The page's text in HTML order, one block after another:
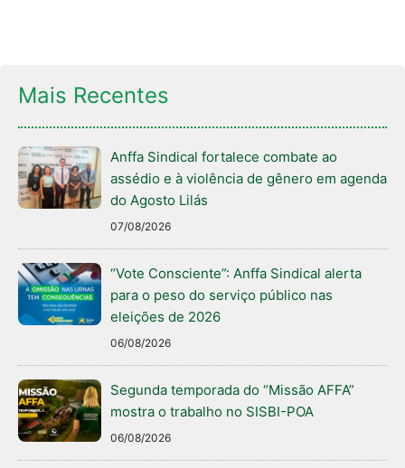
Mais Recentes
Anffa Sindical fortalece combate ao
assédio e à violência de gênero em agenda
do Agosto Lilás
07/08/2026
“Vote Consciente”: Anffa Sindical alerta
para o peso do serviço público nas
eleições de 2026
06/08/2026
Segunda temporada do “Missão AFFA”
mostra o trabalho no SISBI-POA
06/08/2026